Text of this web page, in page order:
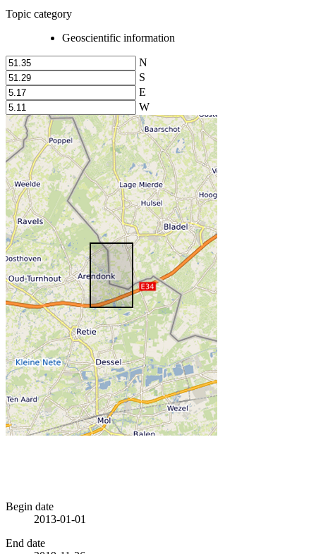
Topic category
Geoscientific information
N
S
E
W
Begin date
2013-01-01
End date